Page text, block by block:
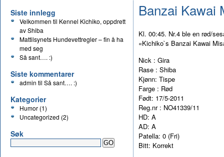
Banzai Kawai
Kl. 00:45. Nr.4 ble en rød/
«Kichiko`s Banzai Kawai
Nick : Gira
Rase : Shiba
Kjønn: Tispe
Farge : Rød
Født: 17/5-2011
Reg.nr : NO41339/11
HD: A
AD: A
Patella: 0 (Fri)
Bitt: Korrekt
Siste innlegg
Velkommen til Kennel Kichiko, oppdrett
av Shiba
Mattilsynets Hundevettregler – fin å ha
med seg
Så sant…. :)
Siste kommentarer
admin til Så sant…. :)
Kategorier
Humor (1)
Uncategorized (2)
Søk